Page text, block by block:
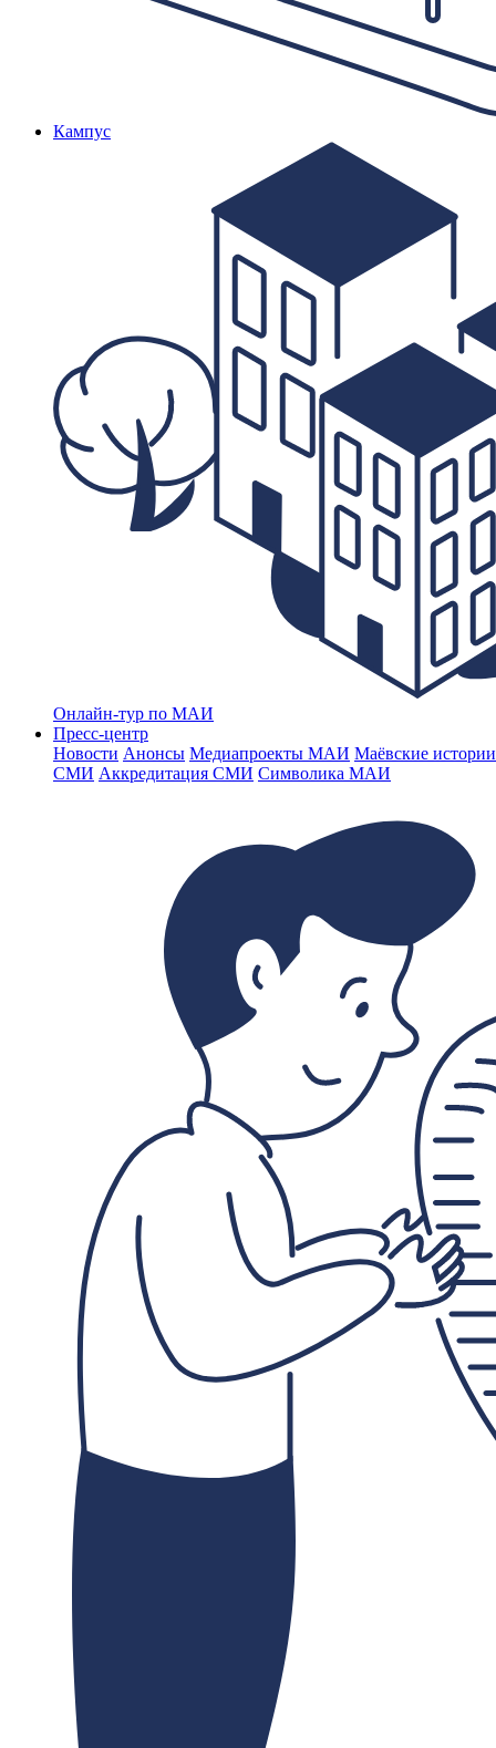
Кампус
Онлайн-тур по МАИ
Пресс-центр
Новости Анонсы Медиапроекты МАИ Маёвские
СМИ Аккредитация СМИ Символика МАИ